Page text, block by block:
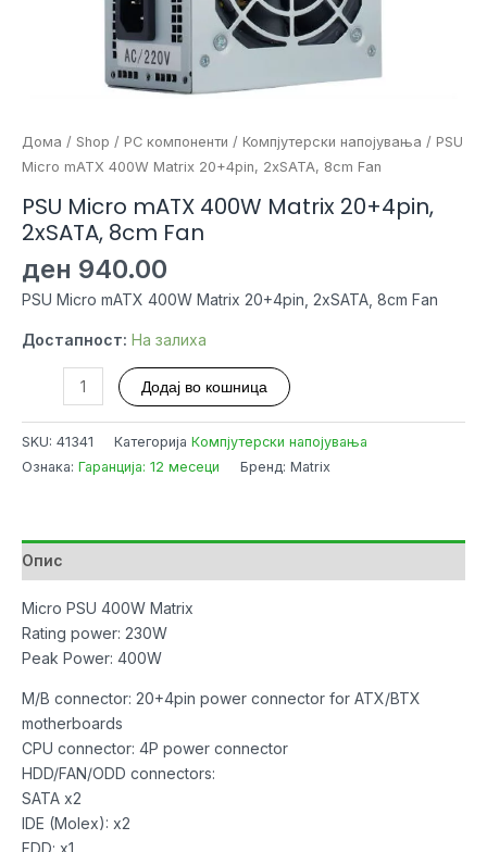
Дома / Shop / PC компоненти / Компјутерски напојувања / PSU
Micro mATX 400W Matrix 20+4pin, 2xSATA, 8cm Fan
PSU Micro mATX 400W Matrix 20+4pin,
2xSATA, 8cm Fan
ден 940.00
PSU Micro mATX 400W Matrix 20+4pin, 2xSATA, 8cm Fan
Достапност: На залиха
mATX
8cm
Fan
количина
Додај во кошница
SKU: 41341 Категорија Компјутерски напојувања
Ознака: Гаранција: 12 месеци Бренд: Matrix
Опис
Micro PSU 400W Matrix
Rating power: 230W
Peak Power: 400W
M/B connector: 20+4pin power connector for ATX/BTX
motherboards
CPU connector: 4P power connector
HDD/FAN/ODD connectors:
SATA x2
IDE (Molex): x2
FDD: x1